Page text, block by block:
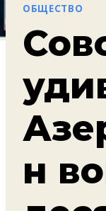
ОБЩЕСТВО
н